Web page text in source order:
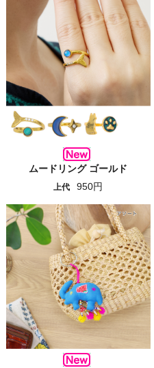
ムードリング ゴールド
上代 950円